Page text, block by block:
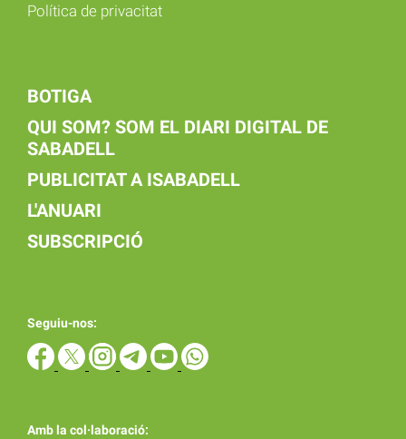
Política de privacitat
BOTIGA
QUI SOM? SOM EL DIARI DIGITAL DE
SABADELL
PUBLICITAT A ISABADELL
L'ANUARI
SUBSCRIPCIÓ
Seguiu-nos:
Amb la col·laboració: